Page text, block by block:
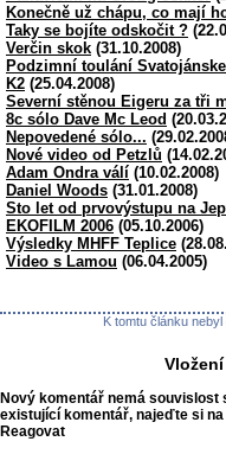
Konečně už chápu, co mají
Taky se bojíte odskočit ?
Verčin skok (31.10.2008)
Podzimní toulání
K2 (25.04.2008)
Severní stěnou Eigeru za tři
8c sólo Dave Mc Leod
Nepovedené sólo...
Nové video od Petzlů
Adam Ondra válí (10.02.2008)
Daniel Woods (31.01.2008)
Sto let od prvovýstupu na
EKOFILM 2006 (05.10.2006)
Výsledky MHFF Teplice
Video s Lamou (06.04.2005)
K tomtu článku
Nový komentář nemá souvislost
existující komentář, najeďte si
Reagovat